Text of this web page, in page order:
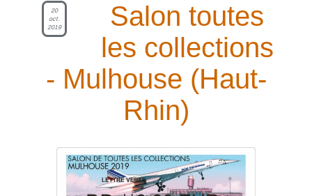
20
oct.
2019
Salon toutes
les collections
- Mulhouse (Haut-
Rhin)